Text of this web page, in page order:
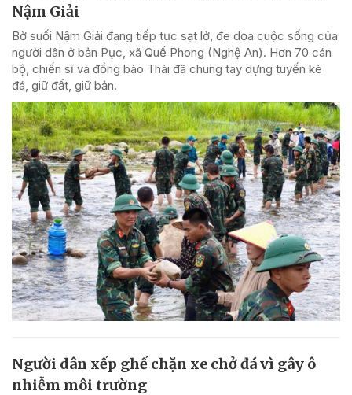
Nậm Giải
Bờ suối Nậm Giải đang tiếp tục sạt lở, đe dọa cuộc sống của
người dân ở bản Pục, xã Quế Phong (Nghệ An). Hơn 70 cán
bộ, chiến sĩ và đồng bào Thái đã chung tay dựng tuyến kè
đá, giữ đất, giữ bản.
Người dân xếp ghế chặn xe chở đá vì gây ô
nhiễm môi trường